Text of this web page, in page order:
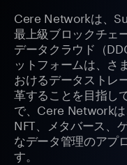
Cere Networkは、
最上級ブロックチェ
データクラウド（
ットフォームは、さ
おけるデータストレ
革することを目指し
で、Cere Networkは
NFT、メタバース、
なデータ管理のアプ
す。